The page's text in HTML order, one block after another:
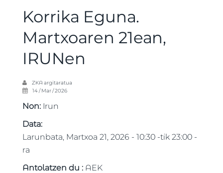
Korrika Eguna.
Martxoaren 21ean,
IRUNen
ZKA argitaratua
14 / Mar / 2026
Non: Irun
Data:
Larunbata, Martxoa 21, 2026 - 10:30-tik23:00-
ra
Antolatzen du : AEK